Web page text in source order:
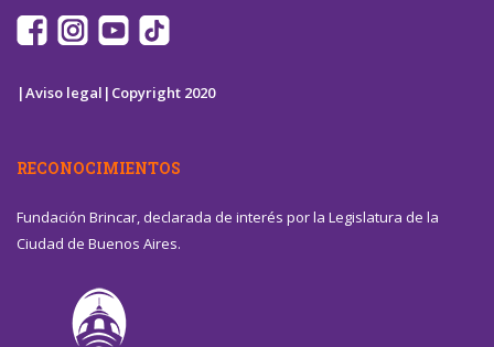
|Aviso legal| Copyright 2020
RECONOCIMIENTOS
Fundación Brincar, declarada de interés por la Legislatura de la
Ciudad de Buenos Aires.